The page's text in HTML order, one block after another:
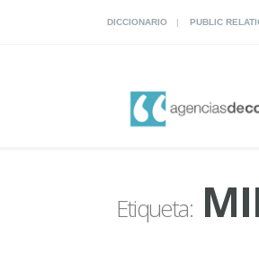
DICCIONARIO PUBLIC
Etiqueta: